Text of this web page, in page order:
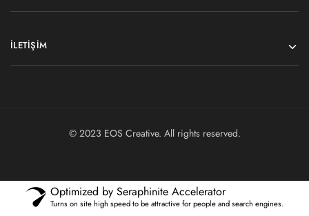
İLETIŞIM
© 2023 EOS Creative. All rights reserved.
Optimized by Seraphinite Accelerator
Turns on site high speed to be attractive for people and search engines.